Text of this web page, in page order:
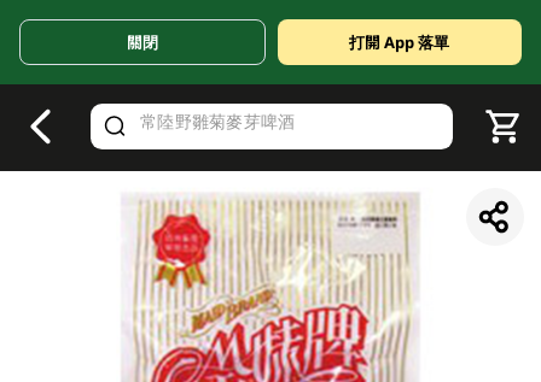
Valid Until 30 June 2026
關閉 打開 App 落單